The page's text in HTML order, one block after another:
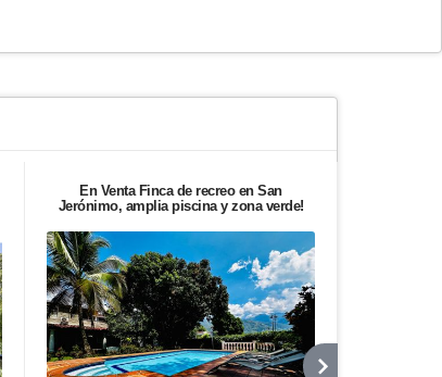
En Venta Finca de recreo en San
Jerónimo, amplia piscina y zona verde!